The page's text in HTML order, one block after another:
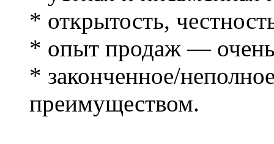
* открытость,
* опыт продаж —
* законченное/
преимуществом.